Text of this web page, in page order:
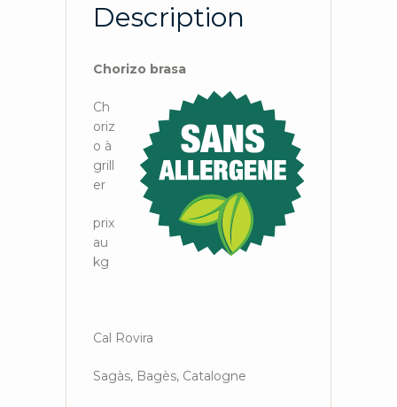
Description
Chorizo brasa
Ch
oriz
o à
grill
er
prix
au
kg
Cal Rovira
Sagàs, Bagès, Catalogne